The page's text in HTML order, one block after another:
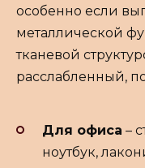
особенно если
металлической
тканевой
расслабленный,
Для офиса –
ноутбук,